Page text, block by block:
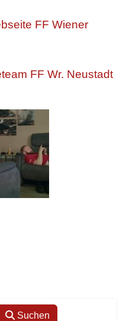
FF Wiener
FF Wr. Neustadt
Suchen